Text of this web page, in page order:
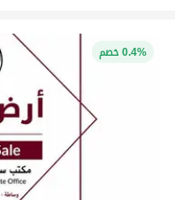
0.4% خصم